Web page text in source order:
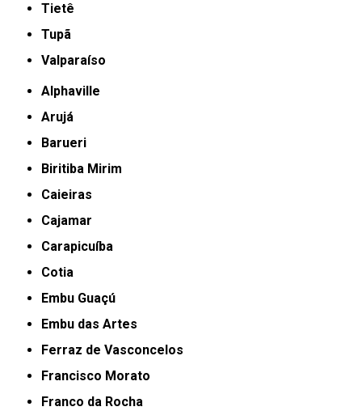
Tietê
Tupã
Valparaíso
Alphaville
Arujá
Barueri
Biritiba Mirim
Caieiras
Cajamar
Carapicuíba
Cotia
Embu Guaçú
Embu das Artes
Ferraz de Vasconcelos
Francisco Morato
Franco da Rocha